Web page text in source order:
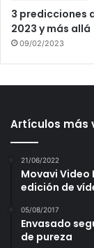
3 predicciones
2023 y más allá
09/02/2023
Artículos más
21/06/2022
Movavi
edición de
05/08/2017
Envasado
de pureza